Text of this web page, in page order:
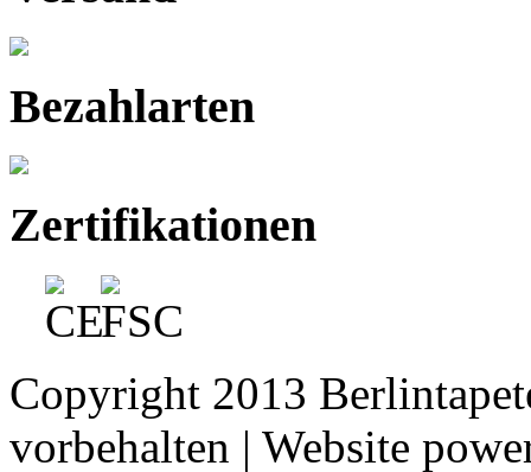
Bezahlarten
Zertifikationen
Copyright 2013
vorbehalten | Website